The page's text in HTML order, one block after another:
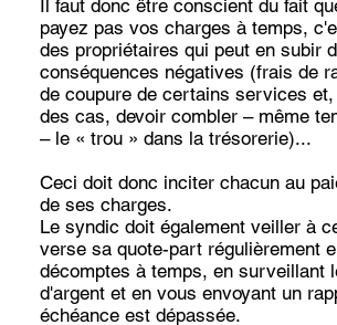
Il faut donc être conscient du fait
payez pas vos charges à temps,
des propriétaires qui peut en subir
conséquences négatives (frais de
de coupure de certains services
des cas, devoir combler – même
– le « trou » dans la trésorerie)...
Ceci doit donc inciter chacun au
de ses charges.
Le syndic doit également veiller à
verse sa quote-part régulièrement
décomptes à temps, en surveillant
d'argent et en vous envoyant un
échéance est dépassée.